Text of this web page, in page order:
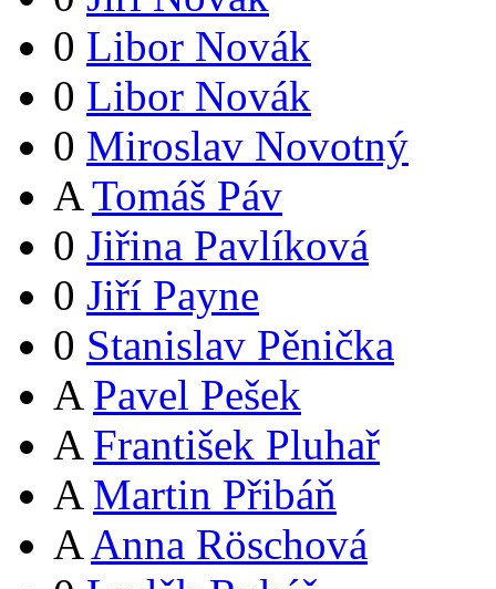
0 Libor Novák
0 Libor Novák
0 Miroslav Novotný
A Tomáš Páv
0 Jiřina Pavlíková
0 Jiří Payne
0 Stanislav Pěnička
A Pavel Pešek
A František Pluhař
A Martin Přibáň
A Anna Röschová